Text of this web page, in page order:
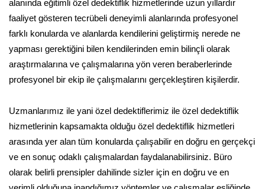
alanında eğitimli özel dedektiflik hizmetlerinde uzun yıllardır
faaliyet gösteren tecrübeli deneyimli alanlarında profesyonel
farklı konularda ve alanlarda kendilerini geliştirmiş nerede ne
yapması gerektiğini bilen kendilerinden emin bilinçli olarak
araştırmalarına ve çalışmalarına yön veren beraberlerinde
profesyonel bir ekip ile çalışmalarını gerçekleştiren kişilerdir.
Uzmanlarımız ile yani özel dedektiflerimiz ile özel dedektiflik
hizmetlerinin kapsamakta olduğu özel dedektiflik hizmetleri
arasında yer alan tüm konularda çalışabilir en doğru en gerçekçi
ve en sonuç odaklı çalışmalardan faydalanabilirsiniz. Büro
olarak belirli prensipler dahilinde sizler için en doğru ve en